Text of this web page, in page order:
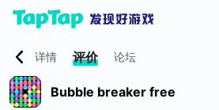
详情 评价 论坛
Bubble breaker free